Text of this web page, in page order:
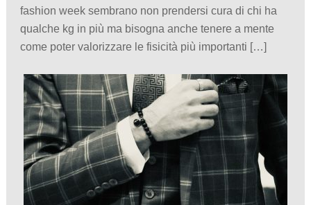
fashion week sembrano non prendersi cura di chi ha
qualche kg in più ma bisogna anche tenere a mente
come poter valorizzare le fisicità più importanti […]